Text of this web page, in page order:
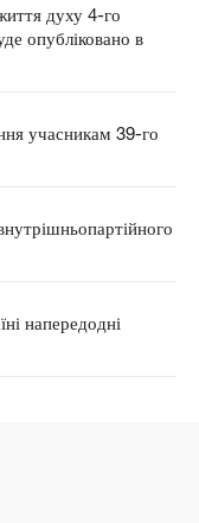
духу 4-го
опубліковано в
учасникам 39-го
напередодні